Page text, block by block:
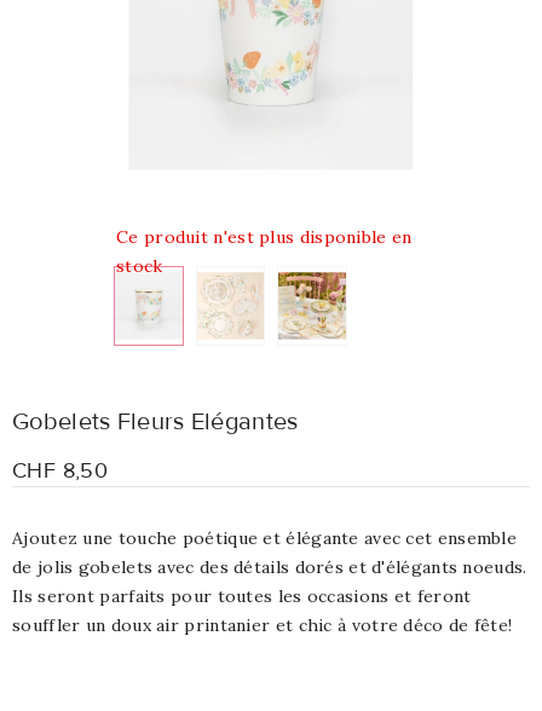
Ce produit n'est plus disponible en
stock
Gobelets Fleurs Elégantes
CHF 8,50
Ajoutez une touche poétique et élégante avec cet ensemble
de jolis gobelets avec des détails dorés et d'élégants noeuds.
Ils seront parfaits pour toutes les occasions et feront
souffler un doux air printanier et chic à votre déco de fête!